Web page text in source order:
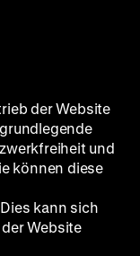
Berlin,
Verlag
der Website
und
können diese
kann sich
Website